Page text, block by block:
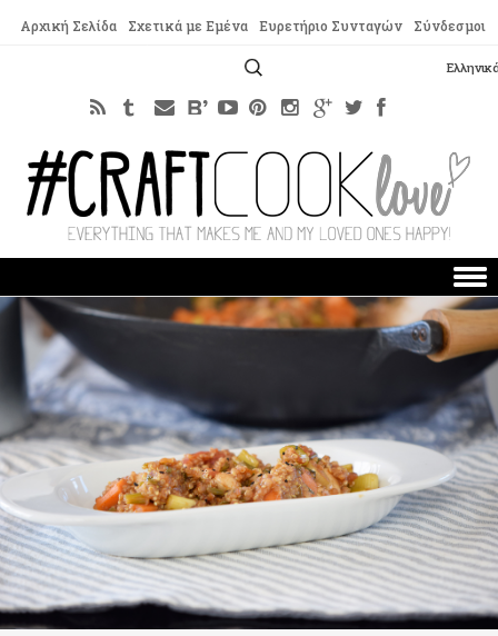
Αρχική Σελίδα Σχετικά με Εμένα Ευρετήριο Συνταγών Σύνδεσμοι
Αναζήτηση
Skip to content